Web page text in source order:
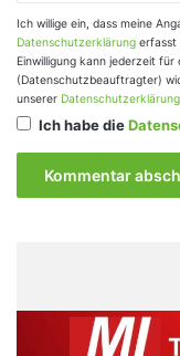
Ich willige ein, dass meine
Datenschutzerklärung erfasst
Einwilligung kann jederzeit
(Datenschutzbeauftragter)
unserer Datenschutzerklärung
Ich habe die